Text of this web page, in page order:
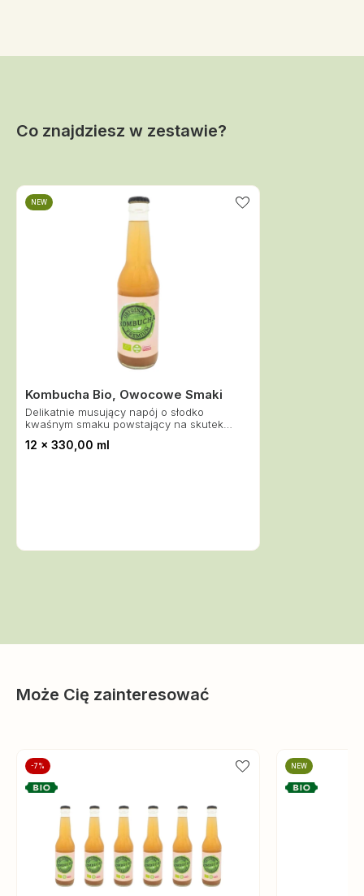
Co znajdziesz w zestawie?
NEW
Kombucha Bio, Owocowe Smaki
Delikatnie musujący napój o słodko
kwaśnym smaku powstający na skutek
Napój posiada bogate właściwości
12 x 330,00 ml
Może Cię zainteresować
-7% NEW